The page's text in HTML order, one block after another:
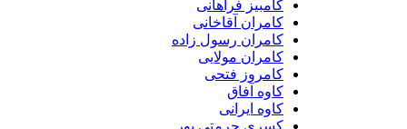
کامبیز فراهانی
کامران آقاخانی
کامران رسول زاده
کامران مولایی
کامروز فتحی
کاوه آفاق
کاوه ایرانی